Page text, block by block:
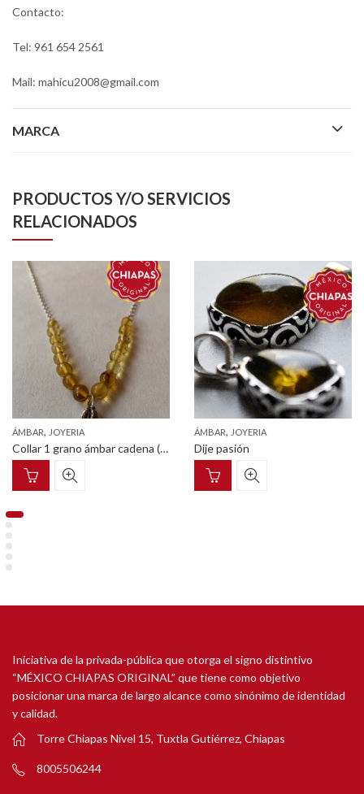
Contacto:
Tel: 961 654 2561
Mail: mahicu2008@gmail.com
MARCA
PRODUCTOS Y/O SERVICIOS
RELACIONADOS
ÁMBAR, JOYERIA
Collar 1 grano ámbar cadena (Línea granos de café)
ÁMBAR, JOYERIA
Dije pasión
Iniciativa de la privada-pública que otorga el signo distintivo
“MÉXICO CHIAPAS ORIGINAL” que tiene como objetivo
posicionar una marca de largo alcance como sinónimo de identidad
y calidad.
Torre Chiapas Nivel 15, Tuxtla Gutiérrez, Chiapas
8005506244